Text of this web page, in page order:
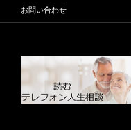
お問い合わせ